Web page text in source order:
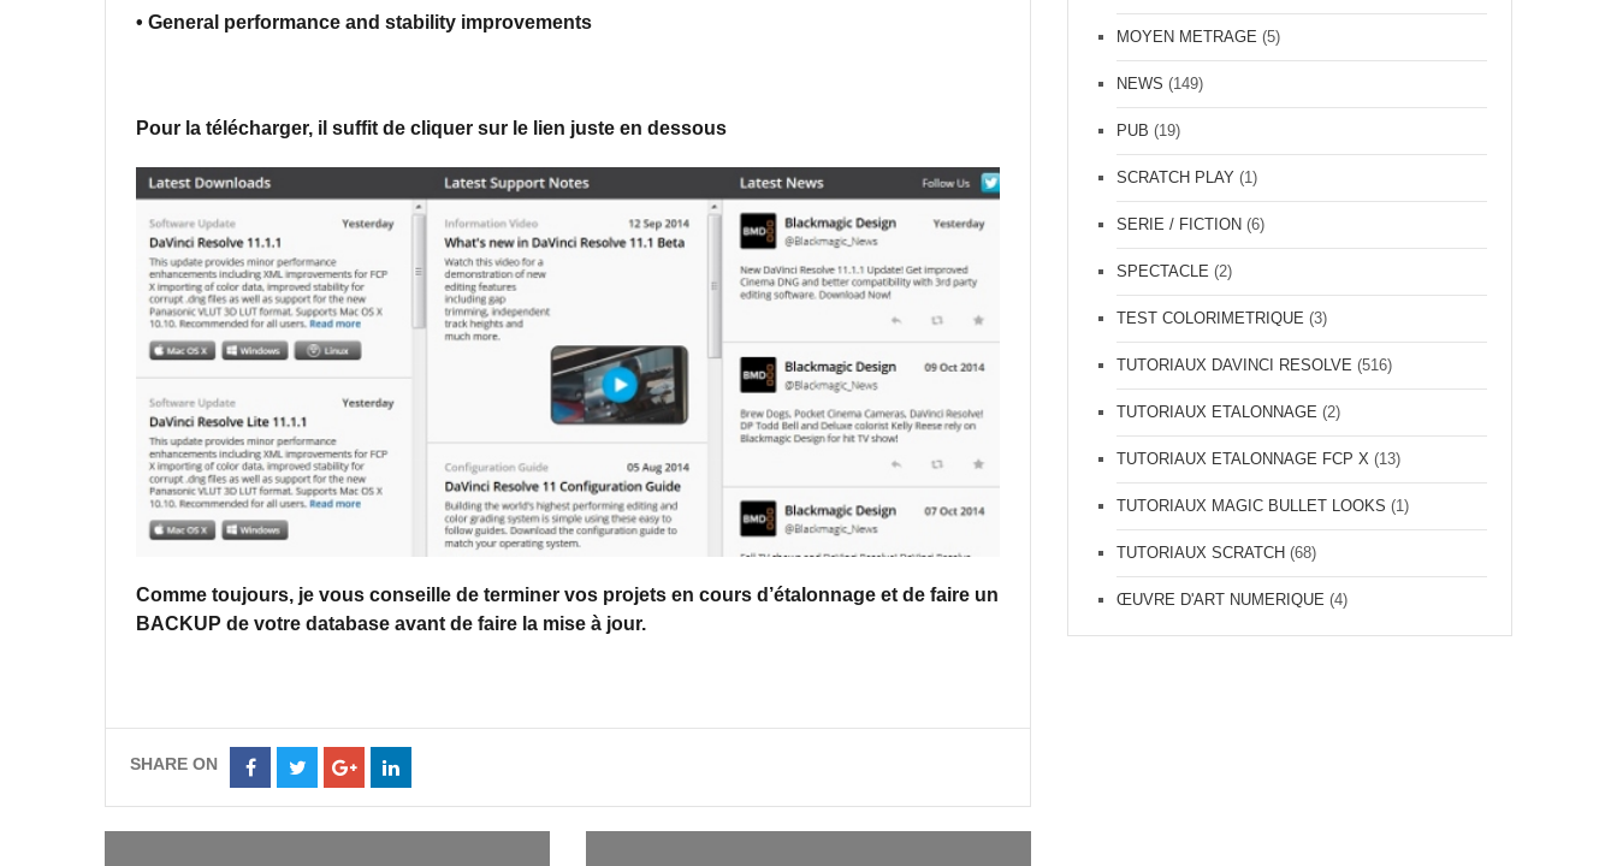
• General performance and stability improvements
Pour la télécharger, il suffit de cliquer sur le lien juste en dessous
Comme toujours, je vous conseille de terminer vos projets en cours d’étalonnage et de faire un
BACKUP de votre database avant de faire la mise à jour.
SHARE ON
Share
Facebook
Share
Twitter
Share
Google+LinkedIn
MOYEN METRAGE (5)
NEWS (149)
PUB (19)
SCRATCH PLAY (1)
SERIE / FICTION (6)
SPECTACLE (2)
TEST COLORIMETRIQUE (3)
TUTORIAUX DAVINCI RESOLVE (516)
TUTORIAUX ETALONNAGE (2)
TUTORIAUX ETALONNAGE FCP X (13)
TUTORIAUX MAGIC BULLET LOOKS (1)
TUTORIAUX SCRATCH (68)
ŒUVRE D'ART NUMERIQUE (4)